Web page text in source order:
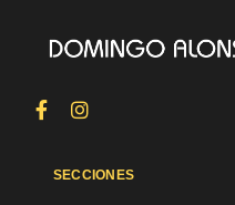
SECCIONES